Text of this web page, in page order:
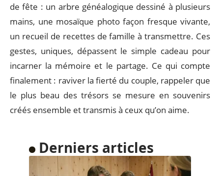
de fête : un arbre généalogique dessiné à plusieurs
mains, une mosaïque photo façon fresque vivante,
un recueil de recettes de famille à transmettre. Ces
gestes, uniques, dépassent le simple cadeau pour
incarner la mémoire et le partage. Ce qui compte
finalement : raviver la fierté du couple, rappeler que
le plus beau des trésors se mesure en souvenirs
créés ensemble et transmis à ceux qu’on aime.
Derniers articles